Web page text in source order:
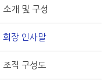
소개 및 구성
회장 인사말
조직 구성도